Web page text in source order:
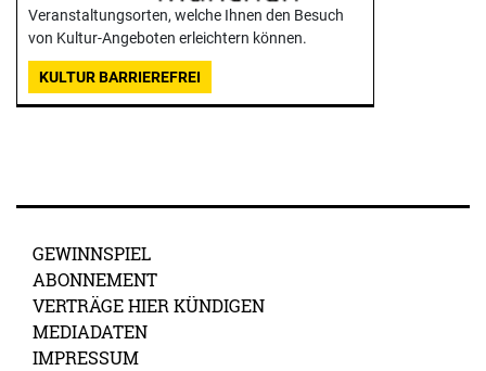
Veranstaltungsorten, welche Ihnen den Besuch
von Kultur-Angeboten erleichtern können.
KULTUR BARRIEREFREI
GEWINNSPIEL
ABONNEMENT
VERTRÄGE HIER KÜNDIGEN
MEDIADATEN
IMPRESSUM